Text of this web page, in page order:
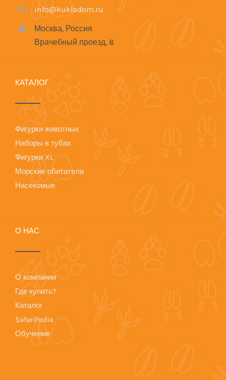
info@kukladom.ru
Москва, Россия
Врачебный проезд, 8
КАТАЛОГ
Фигурки животных
Наборы в тубах
Фигурки XL
Морские обитатели
Насекомые
О НАС
О компании
Где купить?
Каталог
SafariPedia
Обучение